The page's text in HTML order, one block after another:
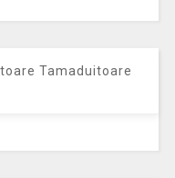
Tamaduitoare